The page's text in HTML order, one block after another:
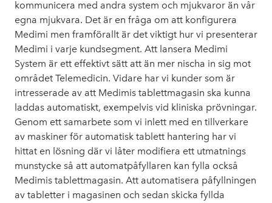
kommunicera med andra system och mjukvaror än vår
egna mjukvara. Det är en fråga om att konfigurera
Medimi men framförallt är det viktigt hur vi presenterar
Medimi i varje kundsegment. Att lansera Medimi
System är ett effektivt sätt att än mer nischa in sig mot
området Telemedicin. Vidare har vi kunder som är
intresserade av att Medimis tablettmagasin ska kunna
laddas automatiskt, exempelvis vid kliniska prövningar.
Genom ett samarbete som vi inlett med en tillverkare
av maskiner för automatisk tablett hantering har vi
hittat en lösning där vi låter modifiera ett utmatnings
munstycke så att automatpåfyllaren kan fylla också
Medimis tablettmagasin. Att automatisera påfyllningen
av tabletter i magasinen och sedan skicka fyllda